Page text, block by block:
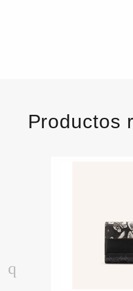
Productos